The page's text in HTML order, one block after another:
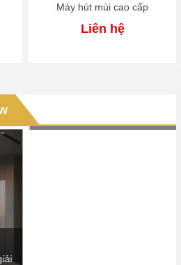
Máy hút mùi cao cấp
Liên hệ
thuật và báo giá tối ưu [Tóm tắt